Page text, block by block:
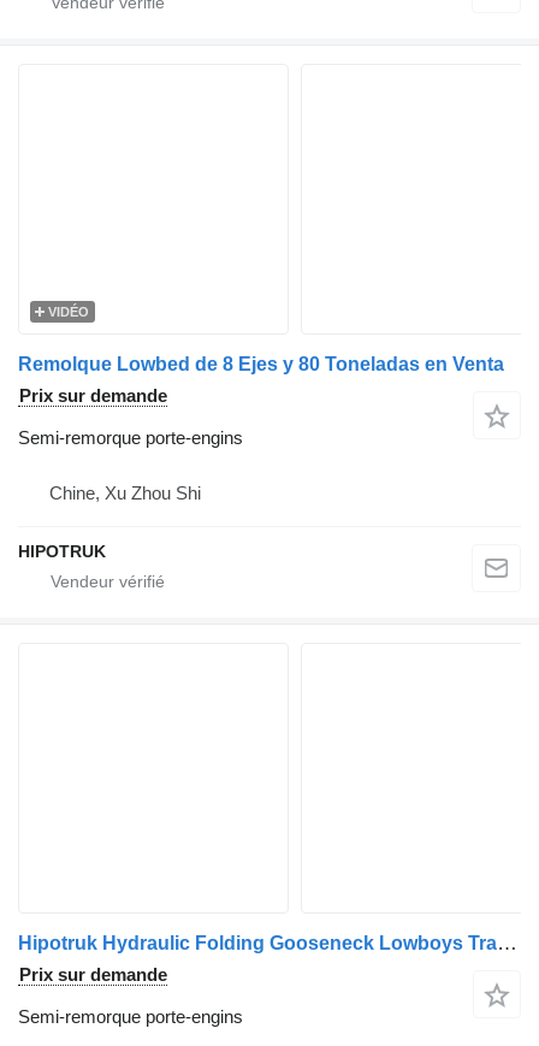
VIDÉO
Remolque Lowbed de 8 Ejes y 80 Toneladas en Venta
Prix sur demande
Semi-remorque porte-engins
Chine, Xu Zhou Shi
HIPOTRUK
Hipotruk Hydraulic Folding Gooseneck Lowboys Trailer
Prix sur demande
Semi-remorque porte-engins